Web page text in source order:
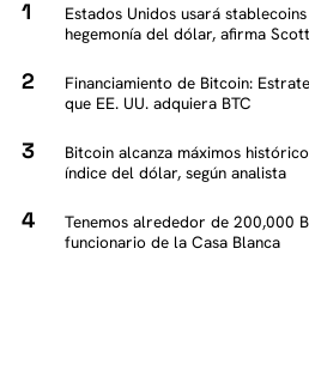
Estados Unidos usará
hegemonía del dólar, afirma
Financiamiento de Bitcoin:
que EE. UU. adquiera BTC
Bitcoin alcanza máximos
índice del dólar, según analista
Tenemos alrededor de 200,000
funcionario de la Casa Blanca